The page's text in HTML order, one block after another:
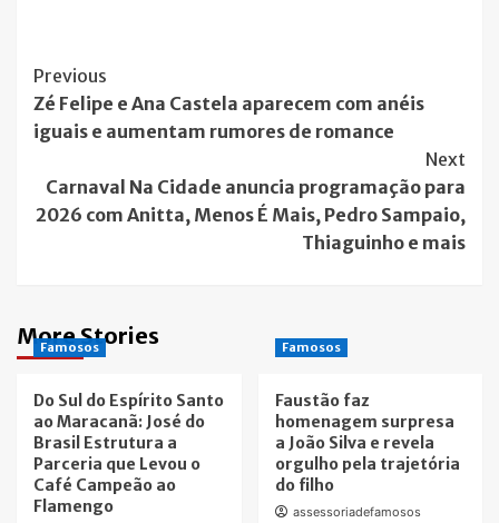
Post
Navigation
Previous
Zé Felipe e Ana Castela aparecem com anéis
iguais e aumentam rumores de romance
Next
Carnaval Na Cidade anuncia programação para
2026 com Anitta, Menos É Mais, Pedro Sampaio,
Thiaguinho e mais
More Stories
Famosos
Do Sul do Espírito Santo
ao Maracanã: José do
Brasil Estrutura a
Parceria que Levou o
Café Campeão ao
Flamengo
Famosos
Faustão faz
homenagem surpresa
a João Silva e revela
orgulho pela trajetória
do filho
assessoriadefamosos